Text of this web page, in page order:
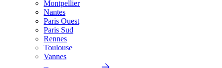
Montpellier
Nantes
Paris Ouest
Paris Sud
Rennes
Toulouse
Vannes